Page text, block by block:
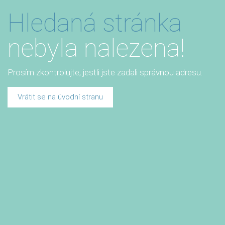
Hledaná stránka
nebyla nalezena!
Prosím zkontrolujte, jestli jste zadali správnou adresu.
Vrátit se na úvodní stranu